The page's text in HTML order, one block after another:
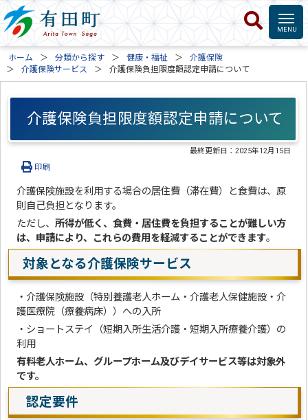
ホーム 分類から探す 健康・福祉
介護保険
介護保険サービス
介護保険負担限度額認定申請について
介護保険負担限度額認定申請について
最終更新日：2025年12月15日
印刷
介護保険施設を利用する場合の居住費（滞在費）と食費は、原
則自己負担となります。
ただし、所得が低く、食費・居住費を負担することが難しい方
は、申請により、これらの費用を軽減することができます。
対象となる介護保険サービス
・介護保険施設（特別養護老人ホーム・介護老人保健施設・介
護医療院（療養病床））への入所
・ショートステイ（短期入所生活介護・短期入所療養介護）の
利用
有料老人ホーム、グループホーム及びデイサービス等は対象外
です。
認定要件